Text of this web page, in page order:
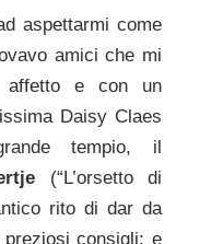
aspettarmi come
amici che mi
affetto e con un
Daisy Claes
tempio, il
(“L’orsetto di
rito di dar da
preziosi consigli; e